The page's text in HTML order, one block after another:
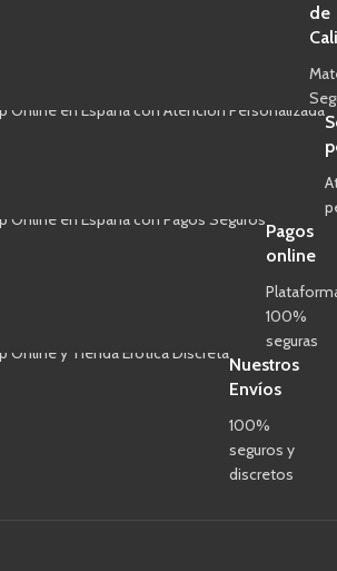
de
Pagos
online
100%
seguras
Nuestros
Envíos
100%
seguros y
discretos